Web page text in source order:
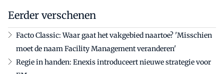
Eerder verschenen
Facto Classic: Waar gaat het vakgebied naartoe? 'Misschien
moet de naam Facility Management veranderen'
Regie in handen: Enexis introduceert nieuwe strategie voor